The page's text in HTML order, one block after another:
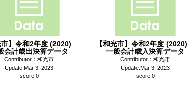
市】令和2年度 (2020)
会計歳出決算データ
Contributor：和光市
Update:Mar 3, 2023
score 0
【和光市】令和2年度 (2020)
一般会計歳入決算データ
Contributor：和光市
Update:Mar 3, 2023
score 0